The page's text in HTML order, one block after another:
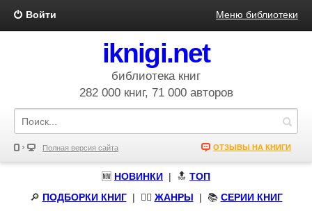
Войти Меню библиотеки
iknigi.net
библиотека книг
282 000 книг, 71 000 авторов
Полная версия сайта ОТЗЫВЫ НА КНИГИ
🆕 НОВИНКИ | 🔝 ТОП
🔎 ПОДБОРКИ КНИГ| 🧝‍♀️ ЖАНРЫ | 📚 СЕРИИ КНИГ